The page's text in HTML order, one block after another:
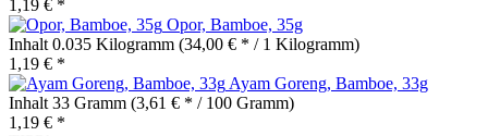
1,19 € *
Opor, Bamboe, 35g
Inhalt 0.035 Kilogramm (34,00 € * / 1 Kilogramm)
1,19 € *
Ayam Goreng, Bamboe, 33g
Inhalt 33 Gramm (3,61 € * / 100 Gramm)
1,19 € *